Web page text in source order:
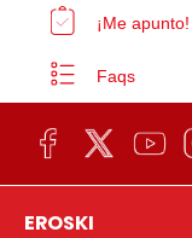
¡Me apunto!
Faqs
EROSKI